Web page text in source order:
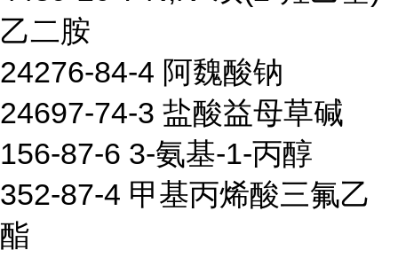
乙二胺
24276-84-4 阿魏酸钠
24697-74-3 盐酸益母草碱
156-87-6 3-氨基-1-丙醇
352-87-4 甲基丙烯酸三氟乙
酯